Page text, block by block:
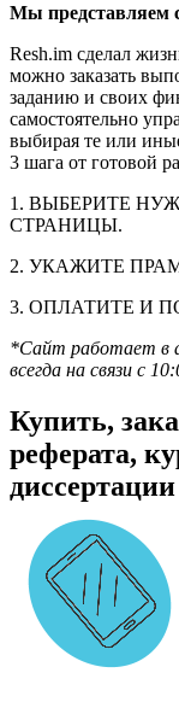
Мы представляем
Resh.im сделал
можно заказать
заданию и своих
самостоятельно
выбирая те или
3 шага от готовой
1. ВЫБЕРИТЕ
СТРАНИЦЫ.
2. УКАЖИТЕ
3. ОПЛАТИТЕ И
*Сайт работает в
всегда на связи с
Купить,
реферата,
диссертации